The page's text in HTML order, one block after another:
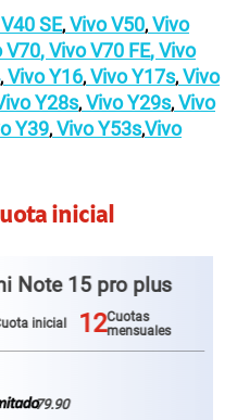
SE, Vivo V50, Vivo
V70,Vivo V70 FE,Vivo
, Vivo Y16, Vivo Y17s, Vivo
Y28s, Vivo Y29s, Vivo
Y39, Vivo Y53s,Vivo
inicial
Note 15 pro plus
inicial 12 Cuotas
mensuales
79.90